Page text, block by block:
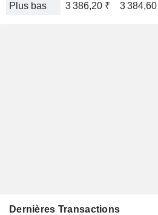
Plus bas
3 386,20 ₹ 3 384,60
Dernières Transactions